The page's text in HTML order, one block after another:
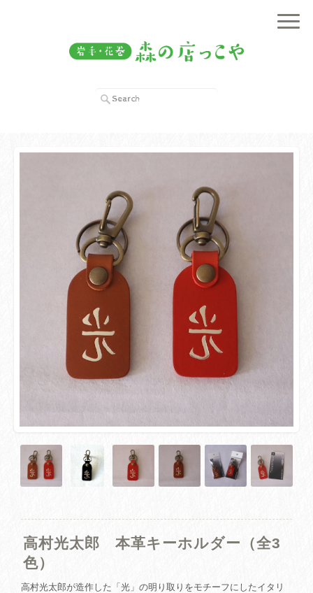
高村光太郎 本革キーホルダー（全3
色）
高村光太郎が造作した「光」の明り取りをモチーフにしたイタリ